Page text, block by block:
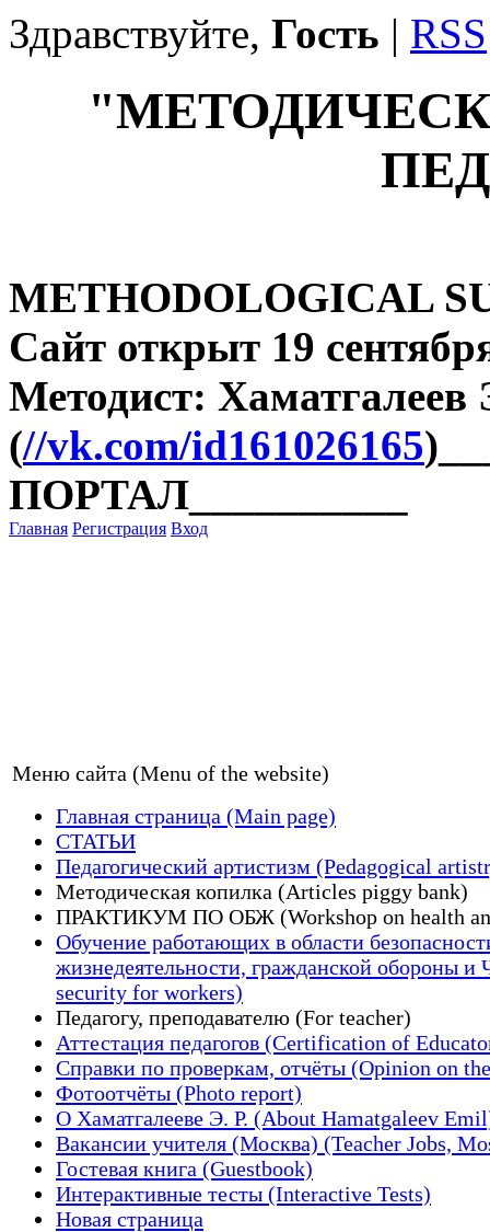
Здравствуйте, Гость | RSS
METHODOLOGICAL
Сайт открыт 19
Методист:
(//vk.com/id161026165
ПОРТАЛ__________
Главная Регистрация Вход
Меню сайта (Menu of the website)
Главная страница (Main page)
СТАТЬИ
Педагогический артистизм (Pedagogical
Методическая копилка (Articles piggy bank)
ПРАКТИКУМ ПО ОБЖ (Workshop on health
Обучение работающих в области
жизнедеятельности, гражданской обороны и
security for workers)
Педагогу, преподавателю (For teacher)
Аттестация педагогов (Certification of
Справки по проверкам, отчёты (Opinion on
Фотоотчёты (Photo report)
О Хаматгалееве Э. Р. (About Hamatgaleev
Вакансии учителя (Москва) (Teacher Jobs,
Гостевая книга (Guestbook)
Интерактивные тесты (Interactive Tests)
Новая страница